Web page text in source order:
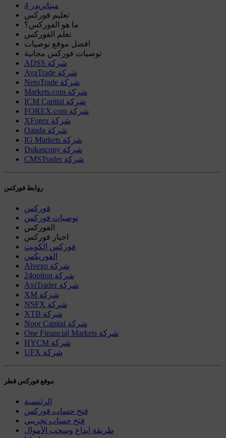
ميتاتريدر 4
تعليم فوركس
ما هو الفوركس؟
تعلم الفوركس
افضل موقع توصيات
توصيات فوركس مجانية
ADSS شركة
AvaTrade شركة
NetoTrade شركة
Markets.com شركة
ICM Capital شركة
FOREX.com شركة
XForex شركة
Oanda شركة
IG Markets شركة
Dukascopy شركة
CMSTrader شركة
روابط فوركس
فوركس
توصيات فوركس
الفوركس
اخبار فوركس
فوركس الكويت
الفوريكس
Alvexo شركة
24option شركة
AxiTrader شركة
XM شركة
NSFX شركة
XTB شركة
Noor Capital شركة
One Financial Markets شركة
HYCM شركة
UFX شركة
موقع فوركس قطر
الرئيسية
فتح حساب فوركس
فتح حساب تجريبي
طريقة إيداع وسحب الأموال